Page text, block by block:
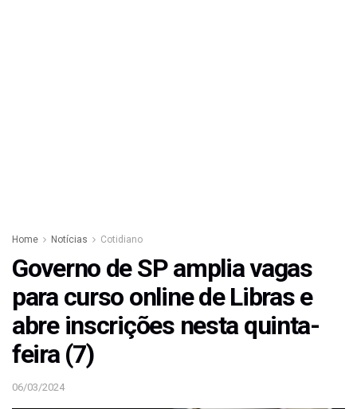
Home Notícias Cotidiano
Governo de SP amplia vagas
para curso online de Libras e
abre inscrições nesta quinta-
feira (7)
06/03/2024